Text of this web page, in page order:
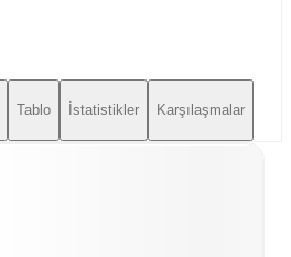
Tablo İstatistikler Karşılaşmalar